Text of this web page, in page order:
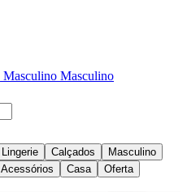
Masculino Masculino
Lingerie Calçados
Masculino
Acessórios Casa Oferta